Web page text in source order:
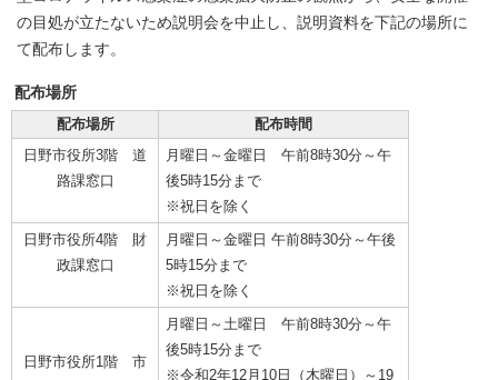
の目処が立たないため説明会を中止し、説明資料を下記の場所に
て配布します。
配布場所
配布場所
配布時間
日野市役所3階 道
路課窓口
月曜日～金曜日 午前8時30分～午
後5時15分まで
※祝日を除く
日野市役所4階 財
政課窓口
月曜日～金曜日 午前8時30分～午後
5時15分まで
※祝日を除く
日野市役所1階 市
月曜日～土曜日 午前8時30分～午
後5時15分まで
※令和2年12月10日（木曜日）～19